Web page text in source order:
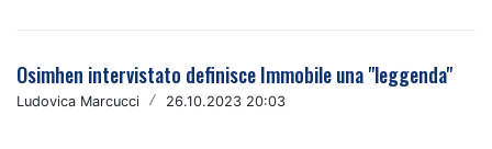
Osimhen intervistato definisce Immobile una "leggenda"
Ludovica Marcucci / 26.10.2023 20:03